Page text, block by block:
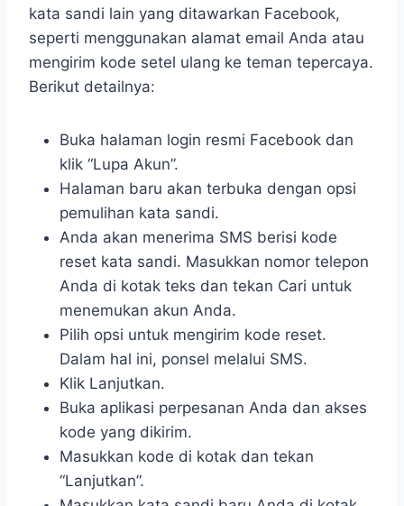
kata sandi lain yang ditawarkan Facebook,
seperti menggunakan alamat email Anda atau
mengirim kode setel ulang ke teman tepercaya.
Berikut detailnya:
Buka halaman login resmi Facebook dan
klik “Lupa Akun”.
Halaman baru akan terbuka dengan opsi
pemulihan kata sandi.
Anda akan menerima SMS berisi kode
reset kata sandi. Masukkan nomor telepon
Anda di kotak teks dan tekan Cari untuk
menemukan akun Anda.
Pilih opsi untuk mengirim kode reset.
Dalam hal ini, ponsel melalui SMS.
Klik Lanjutkan.
Buka aplikasi perpesanan Anda dan akses
kode yang dikirim.
Masukkan kode di kotak dan tekan
“Lanjutkan”.